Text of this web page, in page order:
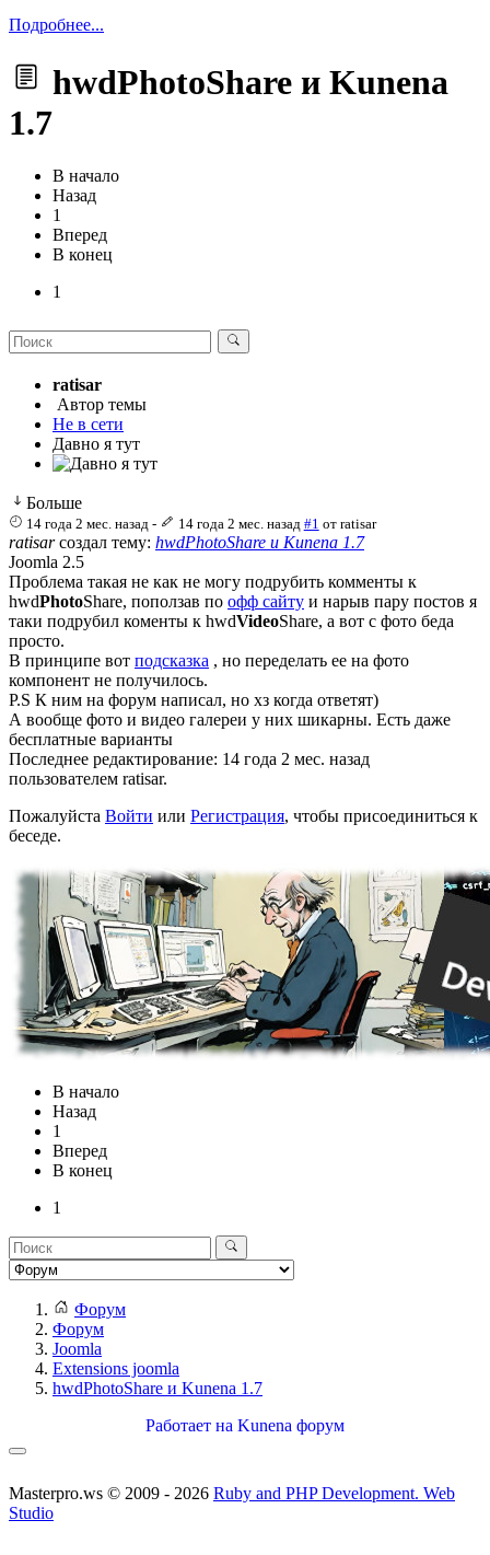
Подробнее...
hwdPhotoShare и Kunena
1.7
В начало
Назад
1
Вперед
В конец
1
ratisar
Автор темы
Не в сети
Давно я тут
Больше
14 года 2 мес. назад - 14 года 2 мес. назад #1 от ratisar
ratisarсоздал тему: hwdPhotoShare и Kunena 1.7
Joomla 2.5
Проблема такая не как не могу подрубить комменты к
hwdPhotoShare, поползав по офф сайту и нарыв пару постов я
таки подрубил коменты к hwdVideoShare, а вот с фото беда
просто.
В принципе вот подсказка , но переделать ее на фото
компонент не получилось.
P.S К ним на форум написал, но хз когда ответят)
А вообще фото и видео галереи у них шикарны. Есть даже
бесплатные варианты
Последнее редактирование: 14 года 2 мес. назад
пользователем ratisar.
Пожалуйста Войти или Регистрация, чтобы присоединиться к
беседе.
В начало
Назад
1
Вперед
В конец
1
Форум
Форум
Joomla
Extensions joomla
hwdPhotoShare и Kunena 1.7
Работает на Kunena форум
Masterpro.ws © 2009 - 2026 Ruby and PHP Development. Web
Studio